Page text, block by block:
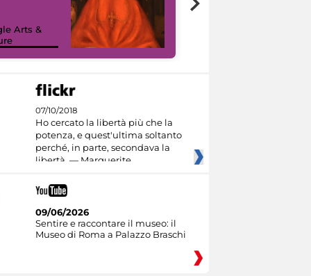
Arts &
07/10/2018
Ho cercato la libertà più che la
potenza, e quest'ultima soltanto
perché, in parte, secondava la
libertà. — Marguerite
09/06/2026
Sentire e raccontare il museo: il
Museo di Roma a Palazzo Braschi